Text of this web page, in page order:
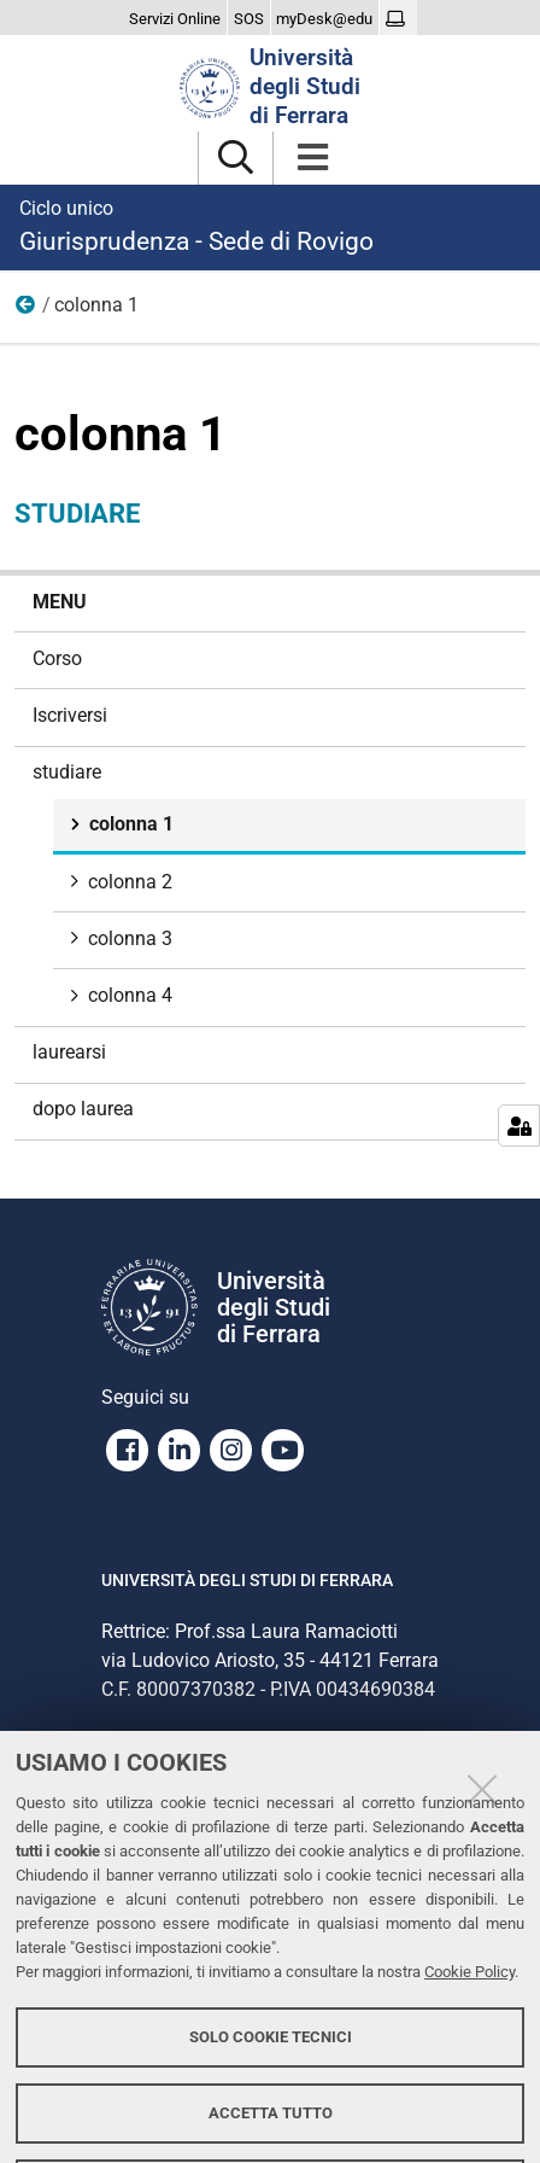
USIAMO I COOKIES
Questo sito utilizza cookie tecnici necessari al corretto funzionamento
delle pagine, e cookie di profilazione di terze parti. Selezionando Accetta
tutti i cookiesi acconsente all’utilizzo dei cookie analytics e di profilazione.
Chiudendo il banner verranno utilizzati solo i cookie tecnici necessari alla
navigazione e alcuni contenuti potrebbero non essere disponibili. Le
preferenze possono essere modificate in qualsiasi momento dal menu
laterale "Gestisci impostazioni cookie".
Per maggiori informazioni, ti invitiamo a consultare la nostra Cookie Policy.
SOLO COOKIE TECNICI
ACCETTA TUTTO
Servizi Online SOS myDesk@edu
Università
degli Studi
di Ferrara
Ciclo unico
Giurisprudenza - Sede di Rovigo
studiare
colonna 1
colonna 1
STUDIARE
MENU
Corso
Iscriversi
studiare
colonna 1
colonna 2
colonna 3
colonna 4
laurearsi
dopo laurea
Università
degli Studi
di Ferrara
Seguici su
Facebook
LinkedinInstagram
Youtube
UNIVERSITÀ DEGLI STUDI DI FERRARA
Rettrice: Prof.ssa Laura Ramaciotti
via Ludovico Ariosto, 35 - 44121 Ferrara
C.F. 80007370382 - P.IVA 00434690384
CONTATTI
Tel. +39 0532 293111
Fax. +39 0532 293031
PEC
LINKS
Dichiarazione di accessibilità
Protezione dati personali